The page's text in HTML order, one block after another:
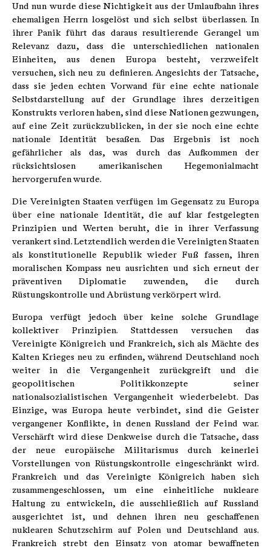
Und nun wurde diese Nichtigkeit aus der Umlaufbahn ihres
ehemaligen Herrn losgelöst und sich selbst überlassen. In
ihrer Panik führt das daraus resultierende Gerangel um
Relevanz dazu, dass die unterschiedlichen nationalen
Einheiten, aus denen Europa besteht, verzweifelt
versuchen, sich neu zu definieren. Angesichts der Tatsache,
dass sie jeden echten Vorwand für eine echte nationale
Selbstdarstellung auf der Grundlage ihres derzeitigen
Konstrukts verloren haben, sind diese Nationen gezwungen,
auf eine Zeit zurückzublicken, in der sie noch eine echte
nationale Identität besaßen. Das Ergebnis ist noch
gefährlicher als das, was durch das Aufkommen der
rücksichtslosen amerikanischen Hegemonialmacht
hervorgerufen wurde.
Die Vereinigten Staaten verfügen im Gegensatz zu Europa
über eine nationale Identität, die auf klar festgelegten
Prinzipien und Werten beruht, die in ihrer Verfassung
verankert sind. Letztendlich werden die Vereinigten Staaten
als konstitutionelle Republik wieder Fuß fassen, ihren
moralischen Kompass neu ausrichten und sich erneut der
präventiven Diplomatie zuwenden, die durch
Rüstungskontrolle und Abrüstung verkörpert wird.
Europa verfügt jedoch über keine solche Grundlage
kollektiver Prinzipien. Stattdessen versuchen das
Vereinigte Königreich und Frankreich, sich als Mächte des
Kalten Krieges neu zu erfinden, während Deutschland noch
weiter in die Vergangenheit zurückgreift und die
geopolitischen Politikkonzepte seiner
nationalsozialistischen Vergangenheit wiederbelebt. Das
Einzige, was Europa heute verbindet, sind die Geister
vergangener Konflikte, in denen Russland der Feind war.
Verschärft wird diese Denkweise durch die Tatsache, dass
der neue europäische Militarismus durch keinerlei
Vorstellungen von Rüstungskontrolle eingeschränkt wird.
Frankreich und das Vereinigte Königreich haben sich
zusammengeschlossen, um eine einheitliche nukleare
Haltung zu entwickeln, die ausschließlich auf Russland
ausgerichtet ist, und dehnen ihren neu geschaffenen
nuklearen Schutzschirm auf Polen und Deutschland aus.
Frankreich strebt den Einsatz von atomar bewaffneten